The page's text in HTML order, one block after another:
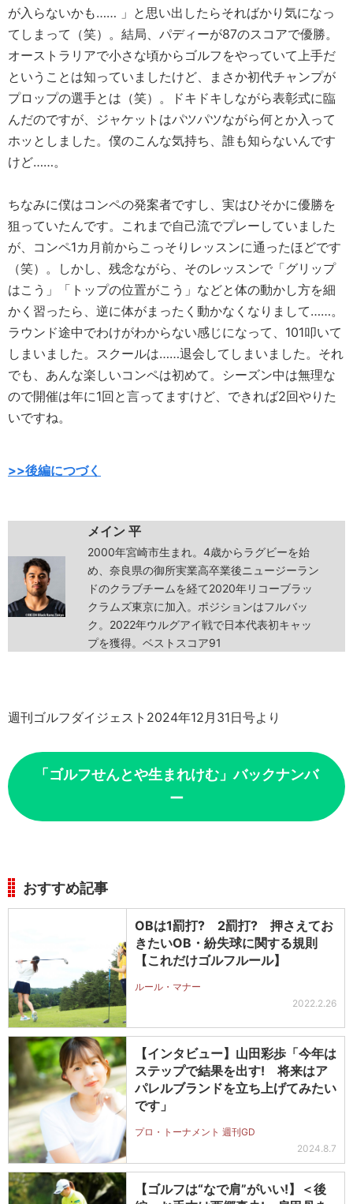
が入らないかも…… 」と思い出したらそればかり気になっ
てしまって（笑）。結局、パディーが87のスコアで優勝。
オーストラリアで小さな頃からゴルフをやっていて上手だ
ということは知っていましたけど、まさか初代チャンプが
プロップの選手とは（笑）。ドキドキしながら表彰式に臨
んだのですが、ジャケットはパツパツながら何とか入って
ホッとしました。僕のこんな気持ち、誰も知らないんです
けど……。
ちなみに僕はコンペの発案者ですし、実はひそかに優勝を
狙っていたんです。これまで自己流でプレーしていました
が、コンペ1カ月前からこっそりレッスンに通ったほどです
（笑）。しかし、残念ながら、そのレッスンで「グリップ
はこう」「トップの位置がこう」などと体の動かし方を細
かく習ったら、逆に体がまったく動かなくなりまして……。
ラウンド途中でわけがわからない感じになって、101叩いて
しまいました。スクールは……退会してしまいました。それ
でも、あんな楽しいコンペは初めて。シーズン中は無理な
ので開催は年に1回と言ってますけど、できれば2回やりた
いですね。
>>後編につづく
メイン 平
2000年宮崎市生まれ。4歳からラグビーを始
め、奈良県の御所実業高卒業後ニュージーラン
ドのクラブチームを経て2020年リコーブラッ
クラムズ東京に加入。ポジションはフルバッ
ク。2022年ウルグアイ戦で日本代表初キャッ
プを獲得。ベストスコア91
週刊ゴルフダイジェスト2024年12月31日号より
「ゴルフせんとや生まれけむ」バックナンバ
ー
おすすめ記事
OBは1罰打? 2罰打? 押さえてお
きたいOB・紛失球に関する規則
【これだけゴルフルール】
ルール・マナー
2022.2.26
【インタビュー】山田彩歩「今年は
ステップで結果を出す! 将来はア
パレルブランドを立ち上げてみたい
です」
プロ・トーナメント 週刊GD
2024.8.7
【ゴルフは“なで肩”がいい!】＜後